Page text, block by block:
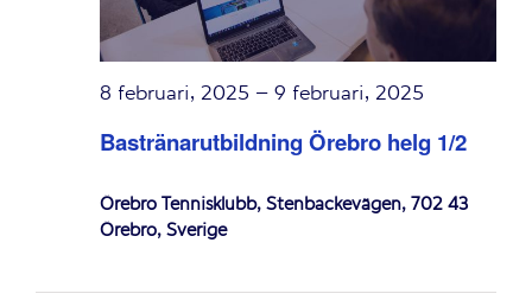
Bastränarutbildning Örebro helg 1/2
8 februari, 2025 – 9 februari, 2025
Örebro Tennisklubb, Stenbackevägen, 702 43
Örebro, Sverige